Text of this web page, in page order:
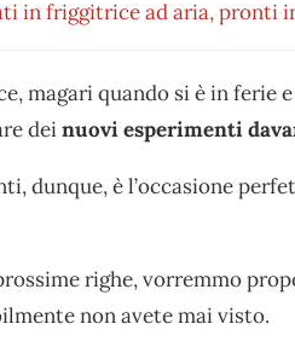
in friggitrice ad aria, pronti
magari quando si è in ferie
deinuovi esperimenti
dunque, è l’occasione
righe, vorremmo
non avete mai visto.